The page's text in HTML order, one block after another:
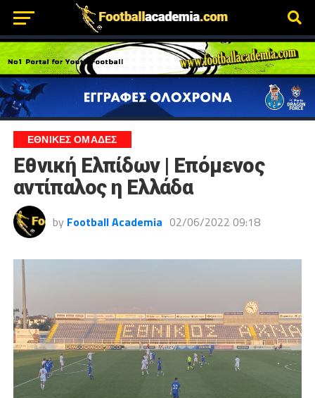
ΕΘΝΙΚΕΣ ΟΜΑΔΕΣ
Εθνική Ελπίδων | Επόμενος
αντίπαλος η Ελλάδα
by Football Academia 02/06/2022 09:18